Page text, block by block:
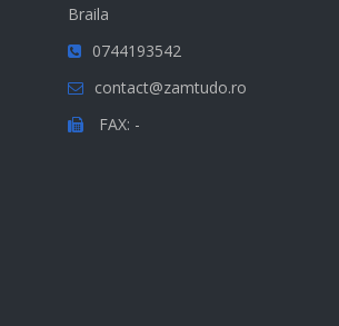
Braila
0744193542
contact@zamtudo.ro
FAX: -